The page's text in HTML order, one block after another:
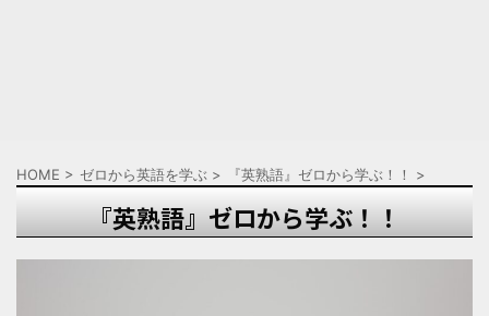
HOME > ゼロから英語を学ぶ > 『英熟語』ゼロから学ぶ！！ >
『英熟語』ゼロから学ぶ！！